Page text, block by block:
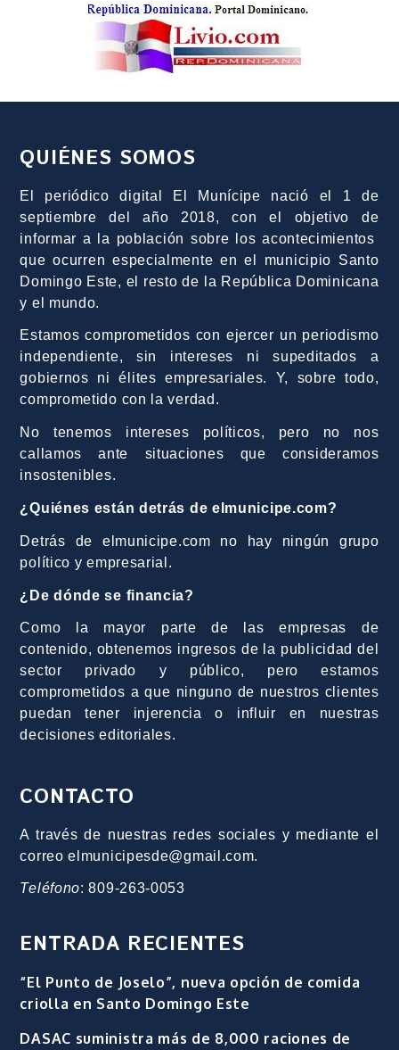
QUIÉNES SOMOS
El periódico digital El Munícipe nació el 1 de
septiembre del año 2018, con el objetivo de
informar a la población sobre los acontecimientos
que ocurren especialmente en el municipio Santo
Domingo Este, el resto de la República Dominicana
y el mundo.
Estamos comprometidos con ejercer un periodismo
independiente, sin intereses ni supeditados a
gobiernos ni élites empresariales. Y, sobre todo,
comprometido con la verdad.
No tenemos intereses políticos, pero no nos
callamos ante situaciones que consideramos
insostenibles.
¿Quiénes están detrás de elmunicipe.com?
Detrás de elmunicipe.com no hay ningún grupo
político y empresarial.
¿De dónde se financia?
Como la mayor parte de las empresas de
contenido, obtenemos ingresos de la publicidad del
sector privado y público, pero estamos
comprometidos a que ninguno de nuestros clientes
puedan tener injerencia o influir en nuestras
decisiones editoriales.
CONTACTO
A través de nuestras redes sociales y mediante el
correo elmunicipesde@gmail.com.
Teléfono: 809-263-0053
ENTRADA RECIENTES
“El Punto de Joselo”, nueva opción de comida
criolla en Santo Domingo Este
DASAC suministra más de 8,000 raciones de